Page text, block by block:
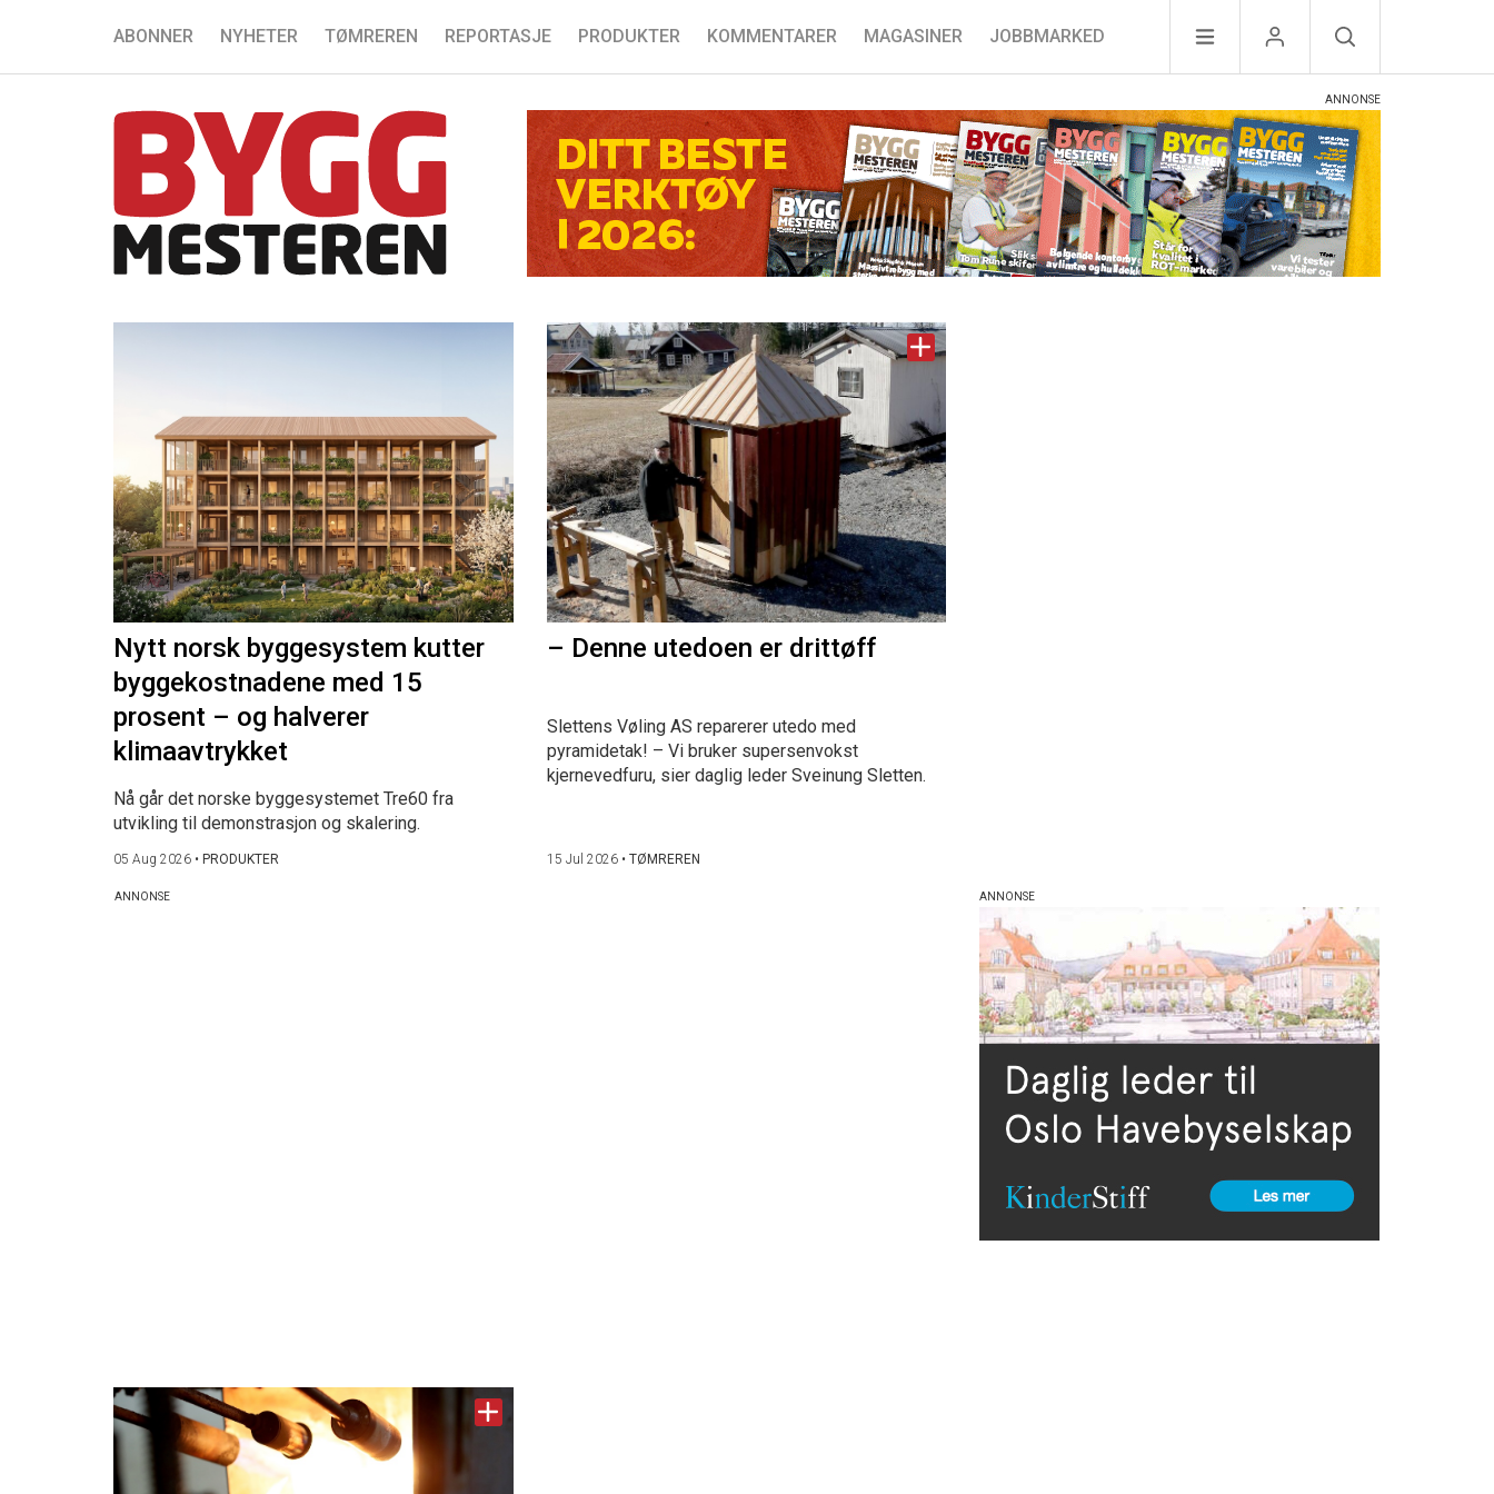
ABONNER NYHETER TØMREREN REPORTASJE PRODUKTER KOMMENTARER MAGASINER JOBBMARKED
Nytt norsk byggesystem kutter
byggekostnadene med 15
prosent – og halverer
klimaavtrykket
Nå går det norske byggesystemet Tre60 fra
utvikling til demonstrasjon og skalering.
05 Aug 2026 • PRODUKTER
– Denne utedoen er drittøff
Slettens Vøling AS reparerer utedo med
pyramidetak! – Vi bruker supersenvokst
kjernevedfuru, sier daglig leder Sveinung Sletten.
15 Jul 2026• TØMREREN